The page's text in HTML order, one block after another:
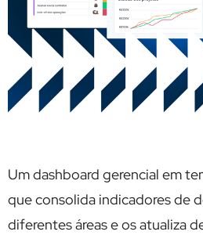
Um dashboard gerencial em
que consolida indicadores de
diferentes áreas e os atualiza